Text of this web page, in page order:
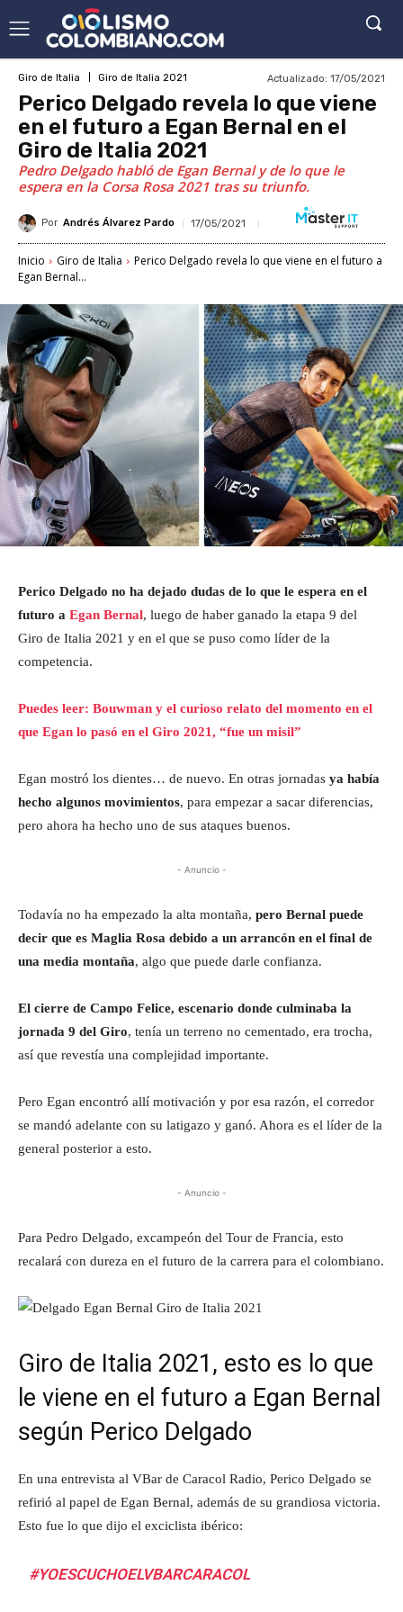
Giro de Italia Giro de Italia 2021 Actualizado: 17/05/2021
Perico Delgado revela lo que viene
en el futuro a Egan Bernal en el
Giro de Italia 2021
Pedro Delgado habló de Egan Bernal y de lo que le
espera en la Corsa Rosa 2021 tras su triunfo.
Por Andrés Álvarez Pardo 17/05/2021
Inicio Giro de Italia
Perico Delgado revela lo que viene en el futuro a
Egan Bernal...
Perico Delgado no ha dejado dudas de lo que le espera en el
futuro a Egan Bernal, luego de haber ganado la etapa 9 del
Giro de Italia 2021 y en el que se puso como líder de la
competencia.
Puedes leer: Bouwman y el curioso relato del momento en el
que Egan lo pasó en el Giro 2021, “fue un misil”
Egan mostró los dientes… de nuevo. En otras jornadas ya había
hecho algunos movimientos, para empezar a sacar diferencias,
pero ahora ha hecho uno de sus ataques buenos.
- Anuncio -
Todavía no ha empezado la alta montaña, pero Bernal puede
decir que es Maglia Rosa debido a un arrancón en el final de
una media montaña, algo que puede darle confianza.
El cierre de Campo Felice, escenario donde culminaba la
jornada 9 del Giro, tenía un terreno no cementado, era trocha,
así que revestía una complejidad importante.
Pero Egan encontró allí motivación y por esa razón, el corredor
se mandó adelante con su latigazo y ganó. Ahora es el líder de la
general posterior a esto.
- Anuncio -
Para Pedro Delgado, excampeón del Tour de Francia, esto
recalará con dureza en el futuro de la carrera para el colombiano.
Giro de Italia 2021, esto es lo que
le viene en el futuro a Egan Bernal
según Perico Delgado
En una entrevista al VBar de Caracol Radio, Perico Delgado se
refirió al papel de Egan Bernal, además de su grandiosa victoria.
Esto fue lo que dijo el exciclista ibérico:
#YOESCUCHOELVBARCARACOL